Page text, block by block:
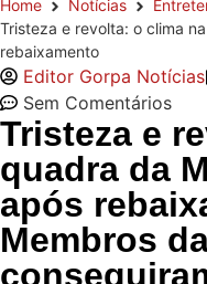
Home Notícias
Tristeza e revolta: o clima
rebaixamento
Editor Gorpa Notícias
Sem Comentários
Tristeza e
quadra da
após
Membros